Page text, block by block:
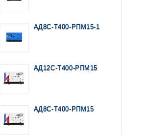
АД8С-Т400-РПМ15-1
АД12С-Т400-РПМ15
АД8С-Т400-РПМ15